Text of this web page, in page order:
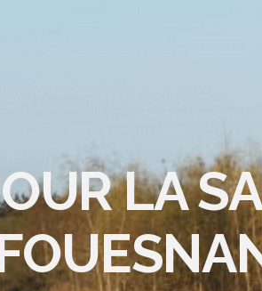
LA